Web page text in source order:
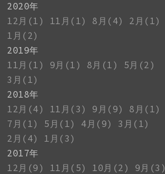
2020年
12月(1)
11月(1) 8月(4)
2月(1)
1月(2)
2019年
11月(1)
9月(1) 8月(1)
5月(2)
3月(1)
2018年
12月(4)
11月(3) 9月(9)
8月(1)
7月(1)
5月(1) 4月(9)
3月(1)
2月(4)
1月(3)
2017年
12月(9)
11月(5) 10月(2)
9月(3)